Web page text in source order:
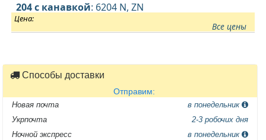
204 с канавкой: 6204 N, ZN
Цена:
Все цены
Способы доставки
Отправим:
Новая почта
в понедельник
Укрпочта
2-3 робочих дня
Ночной экспресс
в понедельник